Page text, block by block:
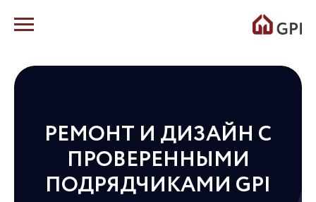
РЕМОНТ И ДИЗАЙН С
ПРОВЕРЕННЫМИ
ПОДРЯДЧИКАМИ GPI